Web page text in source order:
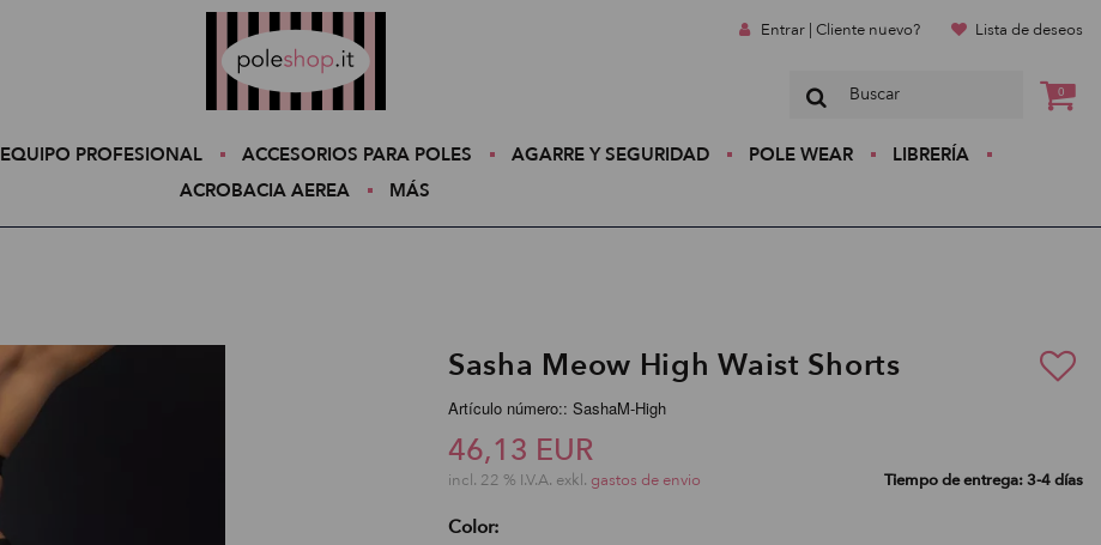
Entrar | Cliente nuevo? Lista de deseos
0
EQUIPO PROFESIONAL ACCESORIOS PARA POLES AGARRE Y SEGURIDAD POLE WEAR
LIBRERÍA
ACROBACIA AEREA
MÁS
Sasha Meow High Waist Shorts
Artículo número:: SashaM-High
46,13 EUR
incl. 22 % I.V.A. exkl. gastos de envio Tiempo de entrega: 3-4 días
Color: